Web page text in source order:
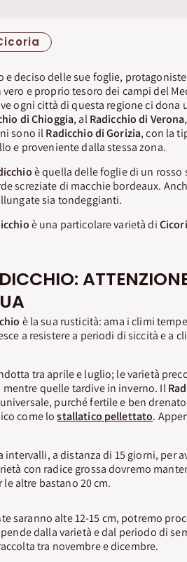
e deciso delle sue foglie,
e proprio tesoro dei campi del
ogni città di questa regione ci
di Chioggia, alRadicchio di Verona
sono ilRadicchio di Gorizia, con la
e proveniente dalla stessa zona.
è quella delle foglie di un
screziate di macchie bordeaux.
sia tondeggianti.
è una particolare varietà di
è la sua rusticità: ama i climi
a resistere a periodi di siccità e a
tra aprile e luglio; le varietà
quelle tardive in inverno. Il
purché fertile e ben
come lostallatico pellettato.
a distanza di 15 giorni, per
con radice grossa dovremo
altre bastano 20 cm.
saranno alte 12-15 cm, potremo
dalla varietà e dal periodo di
tra novembre e dicembre.